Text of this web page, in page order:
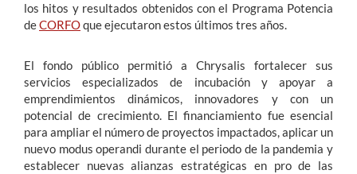
los hitos y resultados obtenidos con el Programa Potencia
deCORFOque ejecutaron estos últimos tres años.
El fondo público permitió a Chrysalis fortalecer sus
servicios especializados de incubación y apoyar a
emprendimientos dinámicos, innovadores y con un
potencial de crecimiento. El financiamiento fue esencial
para ampliar el número de proyectos impactados, aplicar un
nuevo modus operandi durante el periodo de la pandemia y
establecer nuevas alianzas estratégicas en pro de las